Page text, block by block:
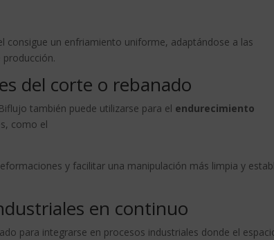
consigue un enfriamiento uniforme, adaptándose a las
del corte o rebanado
también puede utilizarse para el endurecimiento
como el
y facilitar una manipulación más limpia y
en continuo
para integrarse en procesos industriales donde el